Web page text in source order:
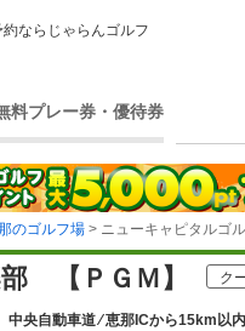
ならじゃらんゴルフ
料プレー券・優待券
のゴルフ場 > ニューキャピタルゴ
【ＰＧＭ】 ク
中央自動車道 ⁄ 恵那ICから15km以内